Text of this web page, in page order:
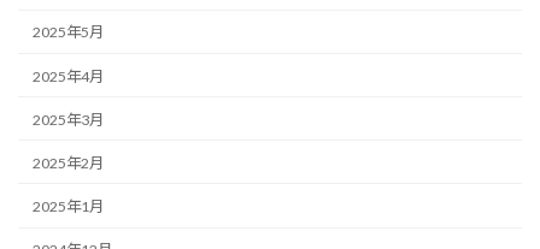
2025年5月
2025年4月
2025年3月
2025年2月
2025年1月